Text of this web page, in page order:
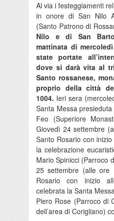
Al via i festeggiamenti
in onore di San Nilo
(Santo Patrono di
Nilo e di San
mattinata di
state portate
dove si darà vita al
Santo rossanese,
proprio della città
1004. Ieri sera
Santa Messa
Feo (Superiore
Giovedì 24 settembre
Santo Rosario con
la celebrazione
Mario Spinicci (Parroco
25 settembre (alle ore
Rosario con inizio
celebrata la Santa
Piero Rose (Parroco di
dell’area di Corigliano)